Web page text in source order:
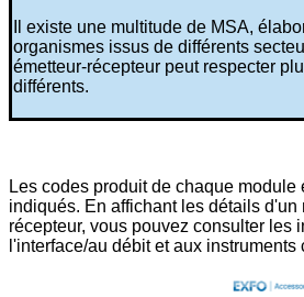
Il existe une multitude de MSA,
organismes issus de différents
émetteur-récepteur peut respecter
différents.
Les codes produit de chaque module
indiqués. En affichant les détails d'un
récepteur, vous pouvez consulter les
l'interface/au débit et aux instruments